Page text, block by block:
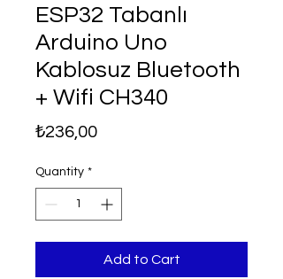
ESP32 Tabanlı
Arduino Uno
Kablosuz Bluetooth
+ Wifi CH340
₺236,00Price
Quantity *
Add to Cart